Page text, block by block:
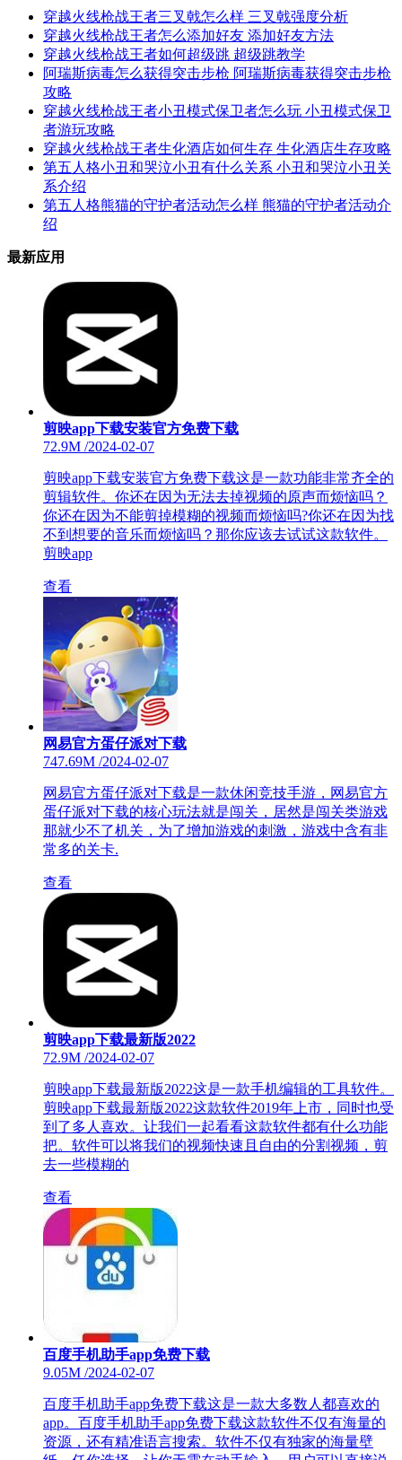
穿越火线枪战王者三叉戟怎么样 三叉戟强度分析
穿越火线枪战王者怎么添加好友 添加好友方法
穿越火线枪战王者如何超级跳 超级跳教学
阿瑞斯病毒怎么获得突击步枪 阿瑞斯病毒获得突击步枪
攻略
穿越火线枪战王者小丑模式保卫者怎么玩 小丑模式保卫
者游玩攻略
穿越火线枪战王者生化酒店如何生存 生化酒店生存攻略
第五人格小丑和哭泣小丑有什么关系 小丑和哭泣小丑关
系介绍
第五人格熊猫的守护者活动怎么样 熊猫的守护者活动介
绍
最新应用
剪映app下载安装官方免费下载
72.9M /2024-02-07
剪映app下载安装官方免费下载这是一款功能非常齐全的
剪辑软件。你还在因为无法去掉视频的原声而烦恼吗？
你还在因为不能剪掉模糊的视频而烦恼吗?你还在因为找
不到想要的音乐而烦恼吗？那你应该去试试这款软件。
剪映app
查看
网易官方蛋仔派对下载
747.69M /2024-02-07
网易官方蛋仔派对下载是一款休闲竞技手游，网易官方
蛋仔派对下载的核心玩法就是闯关，居然是闯关类游戏
那就少不了机关，为了增加游戏的刺激，游戏中含有非
常多的关卡.
查看
剪映app下载最新版2022
72.9M /2024-02-07
剪映app下载最新版2022这是一款手机编辑的工具软件。
剪映app下载最新版2022这款软件2019年上市，同时也受
到了多人喜欢。让我们一起看看这款软件都有什么功能
把。软件可以将我们的视频快速且自由的分割视频，剪
去一些模糊的
查看
百度手机助手app免费下载
9.05M /2024-02-07
百度手机助手app免费下载这是一款大多数人都喜欢的
app。百度手机助手app免费下载这款软件不仅有海量的
资源，还有精准语言搜索。软件不仅有独家的海量壁